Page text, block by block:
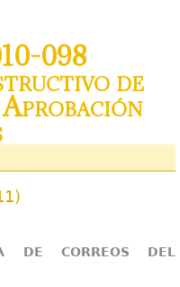
098
de
DE CORREOS DEL